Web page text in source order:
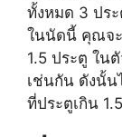
ทั้งหมด 3 ปร
ในนัดนี้ คุณจะ
1.5 ประตู ใน
เช่นกัน ดังนั้น
ที่ประตูเกิน